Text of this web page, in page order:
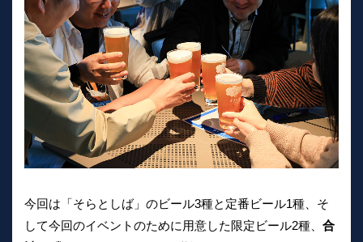
今回は「そらとしば」のビール3種と定番ビール1種、そ
して今回のイベントのために用意した限定ビール2種、 合